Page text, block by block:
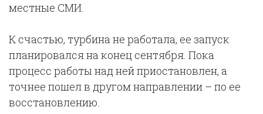
местные СМИ.
К счастью, турбина не работала, ее запуск
планировался на конец сентября. Пока
процесс работы над ней приостановлен, а
точнее пошел в другом направлении – по ее
восстановлению.